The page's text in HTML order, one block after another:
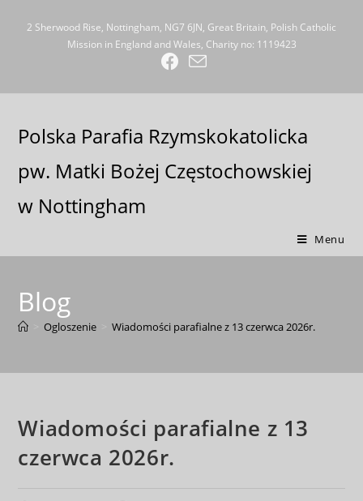
2 Sherwood Rise, Nottingham, NG7 6JN, Great Britain, Polish Catholic
Mission in England and Wales, Charity no: 1119423
Polska Parafia Rzymskokatolicka
pw. Matki Bożej Częstochowskiej
w Nottingham
Menu
Blog
Ogloszenie Wiadomości parafialne z 13 czerwca 2026r.
Wiadomości parafialne z 13
czerwca 2026r.